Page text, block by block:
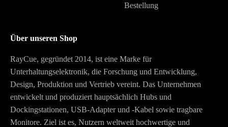
Bestellung
Über unseren Shop
RayCue, gegründet 2014, ist eine Marke für
Unterhaltungselektronik, die Forschung und Entwicklung,
Design, Produktion und Vertrieb vereint. Das Unternehmen
entwickelt und produziert hauptsächlich Hubs und
Dockingstationen, USB-Adapter und -Kabel sowie tragbare
Monitore. Ziel ist es, Nutzern weltweit hochwertige und